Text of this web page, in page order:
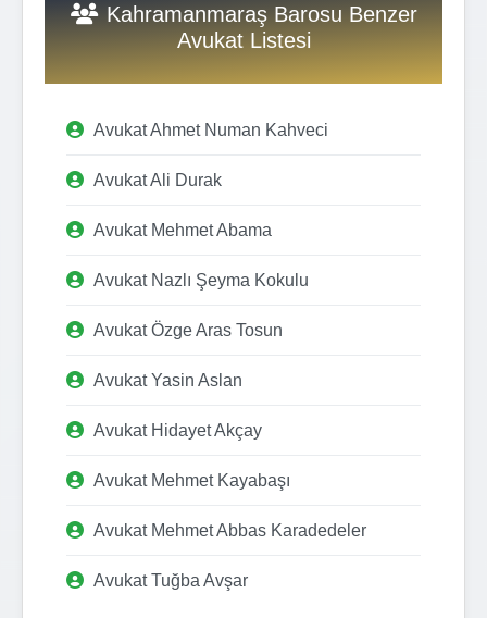
Kahramanmaraş Barosu Benzer
Avukat Listesi
Avukat Ahmet Numan Kahveci
Avukat Ali Durak
Avukat Mehmet Abama
Avukat Nazlı Şeyma Kokulu
Avukat Özge Aras Tosun
Avukat Yasin Aslan
Avukat Hidayet Akçay
Avukat Mehmet Kayabaşı
Avukat Mehmet Abbas Karadedeler
Avukat Tuğba Avşar